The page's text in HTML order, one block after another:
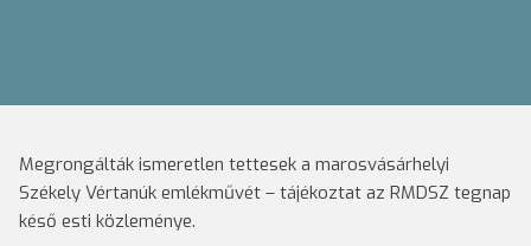
Megrongálták ismeretlen tettesek a marosvásárhelyi
Székely Vértanúk emlékművét – tájékoztat az RMDSZ tegnap
késő esti közleménye.